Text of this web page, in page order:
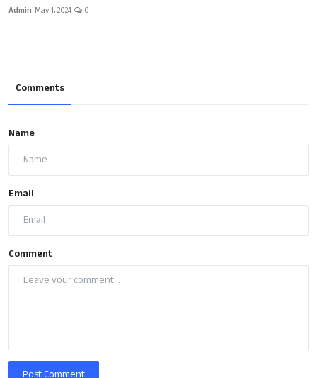
Admin May 1, 2024 0
Comments
Name
Email
Comment
Post Comment